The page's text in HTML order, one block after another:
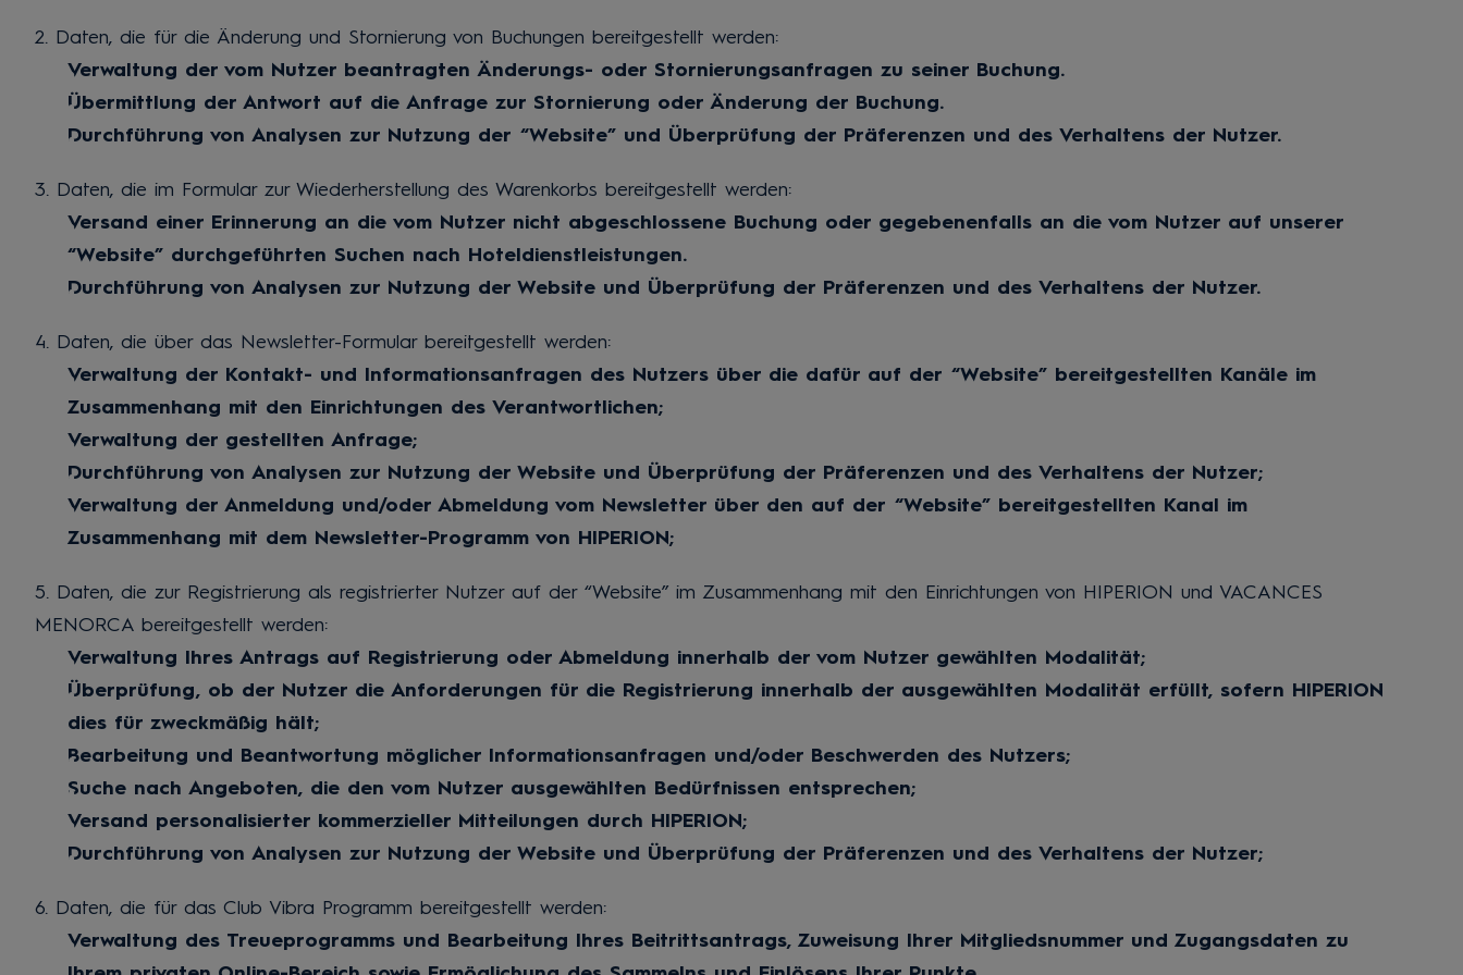
2. Daten, die für die Änderung und Stornierung von Buchungen bereitgestellt werden:
Verwaltung der vom Nutzer beantragten Änderungs- oder Stornierungsanfragen zu seiner Buchung.
Übermittlung der Antwort auf die Anfrage zur Stornierung oder Änderung der Buchung.
Durchführung von Analysen zur Nutzung der “Website” und Überprüfung der Präferenzen und des Verhaltens der Nutzer.
3. Daten, die im Formular zur Wiederherstellung des Warenkorbs bereitgestellt werden:
Versand einer Erinnerung an die vom Nutzer nicht abgeschlossene Buchung oder gegebenenfalls an die vom Nutzer auf unserer
“Website” durchgeführten Suchen nach Hoteldienstleistungen.
Durchführung von Analysen zur Nutzung der Website und Überprüfung der Präferenzen und des Verhaltens der Nutzer.
4. Daten, die über das Newsletter-Formular bereitgestellt werden:
Verwaltung der Kontakt- und Informationsanfragen des Nutzers über die dafür auf der “Website” bereitgestellten Kanäle im
Zusammenhang mit den Einrichtungen des Verantwortlichen;
Verwaltung der gestellten Anfrage;
Durchführung von Analysen zur Nutzung der Website und Überprüfung der Präferenzen und des Verhaltens der Nutzer;
Verwaltung der Anmeldung und/oder Abmeldung vom Newsletter über den auf der “Website” bereitgestellten Kanal im
Zusammenhang mit dem Newsletter-Programm von HIPERION;
5. Daten, die zur Registrierung als registrierter Nutzer auf der “Website” im Zusammenhang mit den Einrichtungen von HIPERION und VACANCES
MENORCA bereitgestellt werden:
Verwaltung Ihres Antrags auf Registrierung oder Abmeldung innerhalb der vom Nutzer gewählten Modalität;
Überprüfung, ob der Nutzer die Anforderungen für die Registrierung innerhalb der ausgewählten Modalität erfüllt, sofern HIPERION
dies für zweckmäßig hält;
Bearbeitung und Beantwortung möglicher Informationsanfragen und/oder Beschwerden des Nutzers;
Suche nach Angeboten, die den vom Nutzer ausgewählten Bedürfnissen entsprechen;
Versand personalisierter kommerzieller Mitteilungen durch HIPERION;
Durchführung von Analysen zur Nutzung der Website und Überprüfung der Präferenzen und des Verhaltens der Nutzer;
6. Daten, die für das Club Vibra Programm bereitgestellt werden:
Verwaltung des Treueprogramms und Bearbeitung Ihres Beitrittsantrags, Zuweisung Ihrer Mitgliedsnummer und Zugangsdaten zu